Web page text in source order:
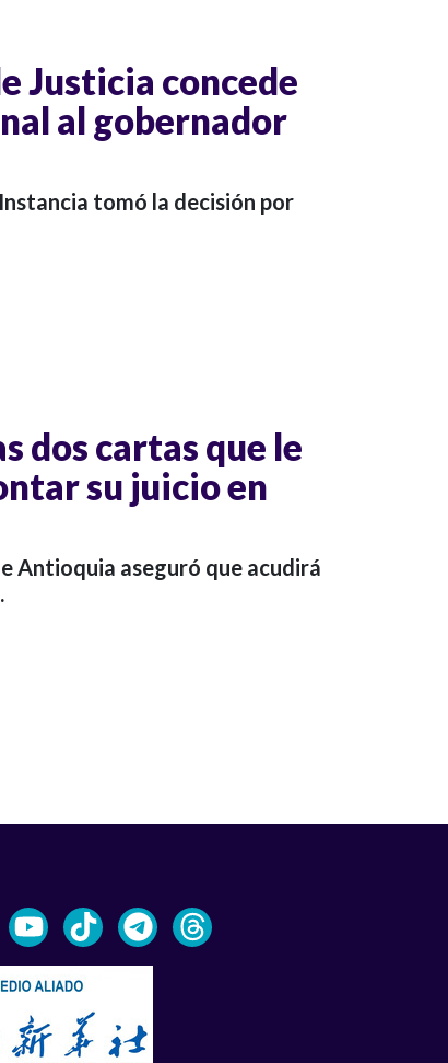
Justicia concede
al gobernador
tomó la decisión por
dos cartas que le
su juicio en
Antioquia aseguró que acudirá